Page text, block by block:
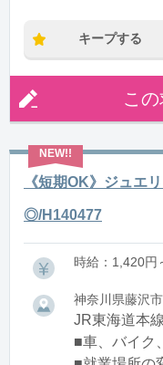
キープする
こ
《短期OK》ジュエ
◎/H140477
時給：1,420円
神奈川県藤沢市
JR東海道本
■車、バイク